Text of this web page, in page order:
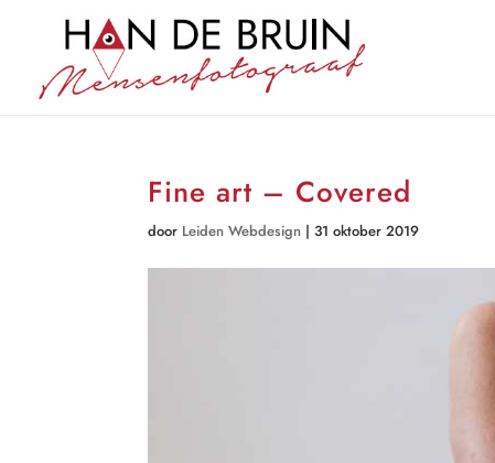
Fine art – Covered
door Leiden Webdesign |31 oktober 2019